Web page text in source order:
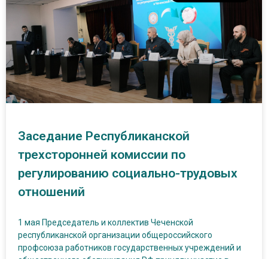
Заседание Республиканской
трехсторонней комиссии по
регулированию социально-трудовых
отношений
1 мая Председатель и коллектив Чеченской
республиканской организации общероссийского
профсоюза работников государственных учреждений и